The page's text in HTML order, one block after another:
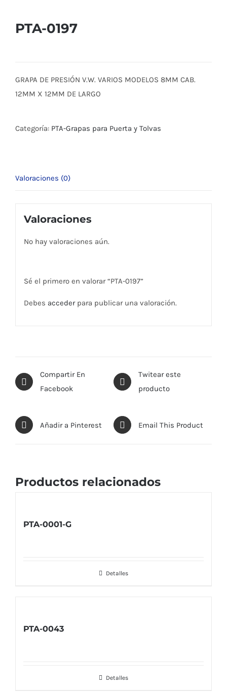
PTA-0197
GRAPA DE PRESIÓN V.W. VARIOS MODELOS 8MM CAB.
12MM X 12MM DE LARGO
Categoría: PTA-Grapas para Puerta y Tolvas
Valoraciones (0)
Valoraciones
No hay valoraciones aún.
Sé el primero en valorar “PTA-0197”
Debes accederpara publicar una valoración.
Compartir En
Facebook
Twitear este
producto
Añadir a Pinterest Email This Product
Productos relacionados
PTA-0001-G
Detalles
PTA-0043
Detalles